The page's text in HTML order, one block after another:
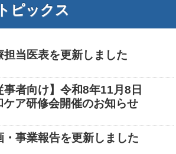
ピックス
担当医表を更新しました
事者向け】令和8年11月8日
ケア研修会開催のお知らせ
・事業報告を更新しました